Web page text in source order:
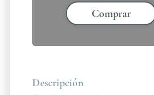
Comprar
Descripción